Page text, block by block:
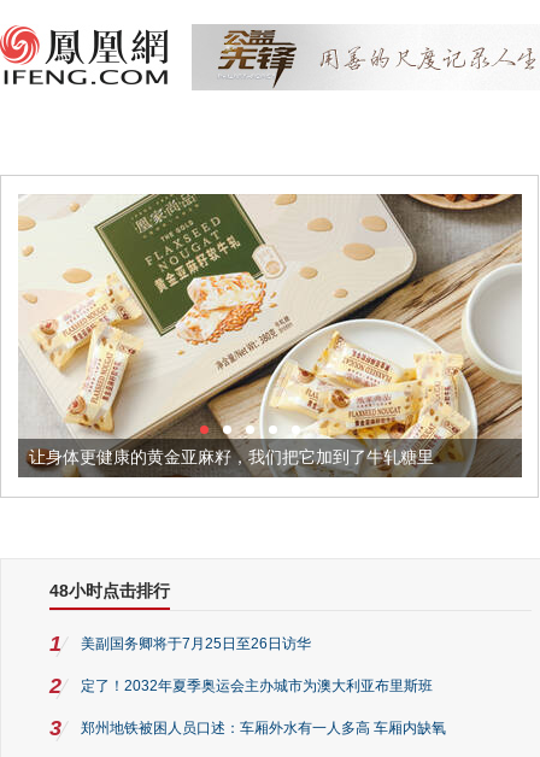
康的黄金亚麻籽，我们把它加到了牛轧糖里 被列入佛家七
48小时点击排行
1 美副国务卿将于7月25日至26日访华
2 定了！2032年夏季奥运会主办城市为澳大利亚布里斯班
3 郑州地铁被困人员口述：车厢外水有一人多高 车厢内缺氧